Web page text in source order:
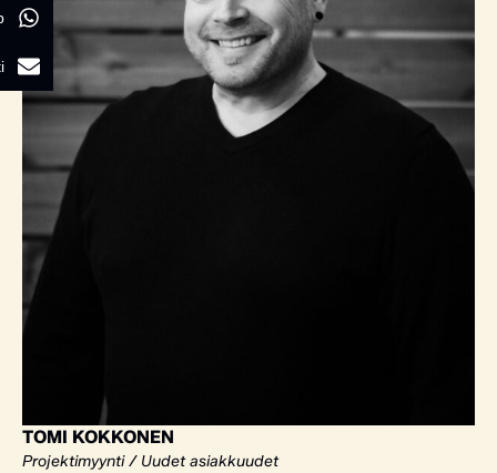
TOMI KOKKONEN
Projektimyynti / Uudet asiakkuudet